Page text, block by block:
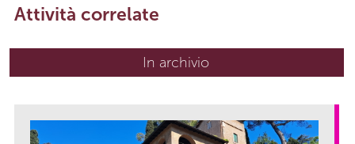
Attività correlate
In archivio